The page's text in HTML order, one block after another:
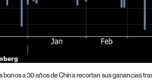
bonos a 30 años de China recortan sus ganancias